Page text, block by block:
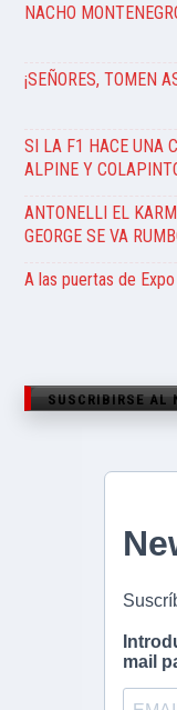
NACHO
¡SEÑORES, TOMEN
SI LA F1 HACE UNA
ALPINE Y
ANTONELLI EL
GEORGE SE VA
A las puertas de
SUSCRIBIRSE AL